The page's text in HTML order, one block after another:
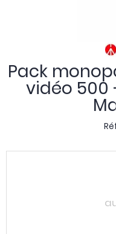
Pack
vidéo 500